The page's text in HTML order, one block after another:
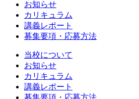
お知らせ
カリキュラム
講義レポート
募集要項・応募方法
当校について
お知らせ
カリキュラム
講義レポート
募集要項・応募方法